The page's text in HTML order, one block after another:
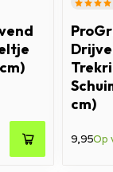
cm)
9,95Op